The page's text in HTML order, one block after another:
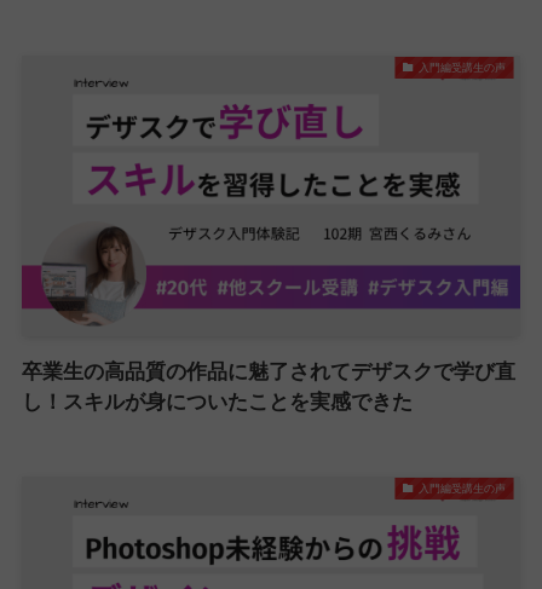
入門編受講生の声
卒業生の高品質の作品に魅了されてデザスクで学び直
し！スキルが身についたことを実感できた
入門編受講生の声